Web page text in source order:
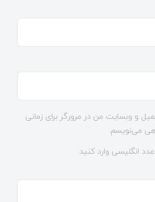
و وبسایت من در مرورگر برای زمانی
می‌نویسم.
انگلیسی وارد کنید: